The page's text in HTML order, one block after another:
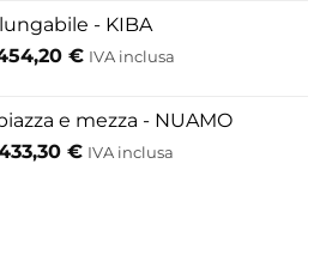
146,30 €
da
200,60 €
609,60 €
- KIBA
€Fascia
da
417,30 €
IVA inclusa
e mezza - NUAMO
€Fascia
IVA inclusa